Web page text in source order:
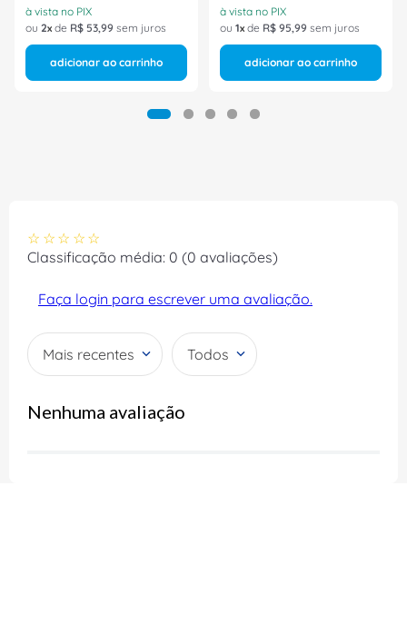
à vista no PIX
ou 2 de R$ 53,99 sem juros
adicionar ao carrinho
à vista no PIX
ou 1 de R$ 95,99 sem juros
adicionar ao carrinho
☆ ☆ ☆ ☆ ☆
Classificação média: 0 (0 avaliações)
Faça login para escrever uma avaliação.
Mais recentes Todos
Nenhuma avaliação